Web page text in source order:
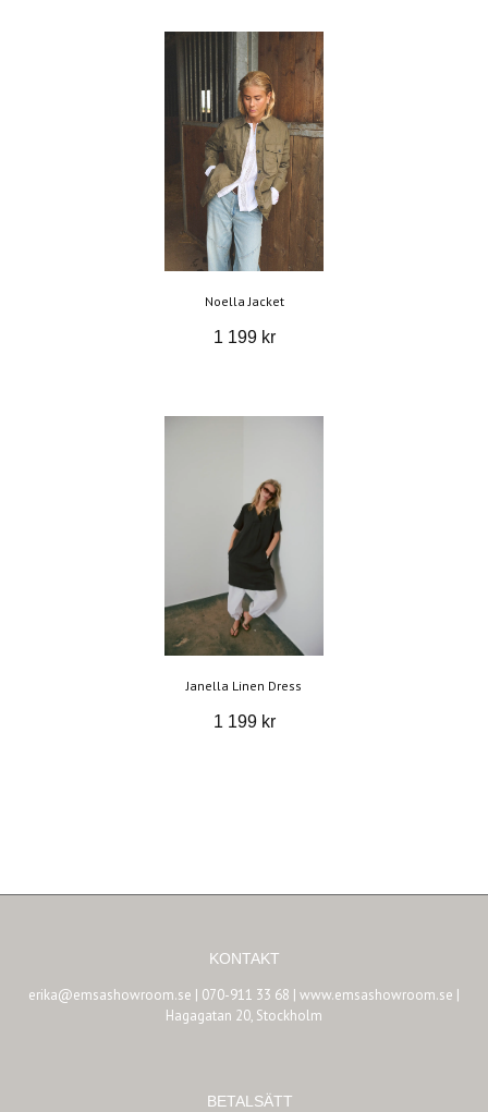
Noella Jacket
1 199 kr
Janella Linen Dress
1 199 kr
KONTAKT
erika@emsashowroom.se | 070-911 33 68 | www.emsashowroom.se |
Hagagatan 20, Stockholm
BETALSÄTT